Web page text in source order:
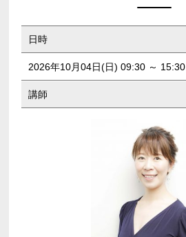
日時
2026年10月04日(日) 09:30 ～ 15:30
講師